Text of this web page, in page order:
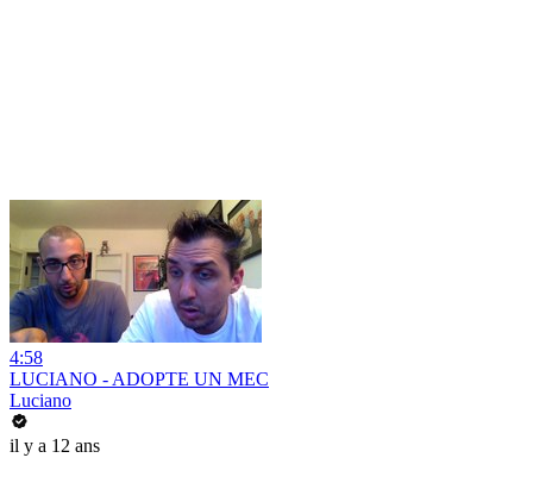
4:58
LUCIANO - ADOPTE UN MEC
Luciano
il y a 12 ans